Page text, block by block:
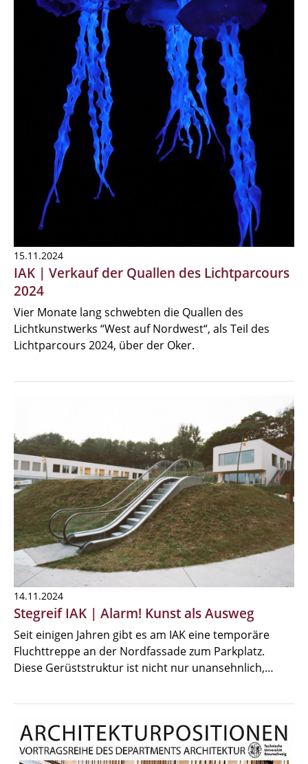
15.11.2024
IAK | Verkauf der Quallen des Lichtparcours
2024
Vier Monate lang schwebten die Quallen des
Lichtkunstwerks “West auf Nordwest“, als Teil des
Lichtparcours 2024, über der Oker.
14.11.2024
Stegreif IAK | Alarm! Kunst als Ausweg
Seit einigen Jahren gibt es am IAK eine temporäre
Fluchttreppe an der Nordfassade zum Parkplatz.
Diese Gerüststruktur ist nicht nur unansehnlich,…